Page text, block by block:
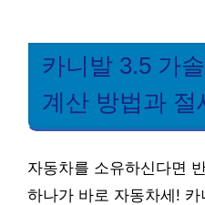
카니발 3.5 가
계산 방법과 절
자동차를 소유하신다면
하나가 바로 자동차세!